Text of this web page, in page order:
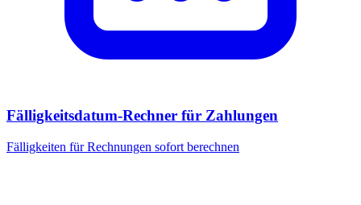
Fälligkeitsdatum-Rechner für Zahlungen
Fälligkeiten für Rechnungen sofort berechnen